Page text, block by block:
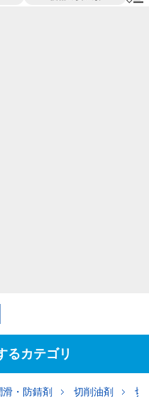
るカテゴリ
滑・防錆剤 切削油剤 切